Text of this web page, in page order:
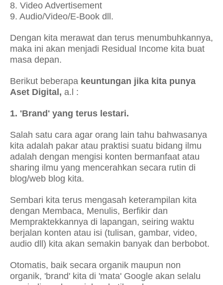
8. Video Advertisement
9. Audio/Video/E-Book dll.
Dengan kita merawat dan terus menumbuhkannya,
maka ini akan menjadi Residual Income kita buat
masa depan.
Berikut beberapa keuntungan jika kita punya
Aset Digital, a.l :
1. 'Brand' yang terus lestari.
Salah satu cara agar orang lain tahu bahwasanya
kita adalah pakar atau praktisi suatu bidang ilmu
adalah dengan mengisi konten bermanfaat atau
sharing ilmu yang mencerahkan secara rutin di
blog/web blog kita.
Sembari kita terus mengasah keterampilan kita
dengan Membaca, Menulis, Berfikir dan
Mempraktekkannya di lapangan, seiring waktu
berjalan konten atau isi (tulisan, gambar, video,
audio dll) kita akan semakin banyak dan berbobot.
Otomatis, baik secara organik maupun non
organik, 'brand' kita di 'mata' Google akan selalu